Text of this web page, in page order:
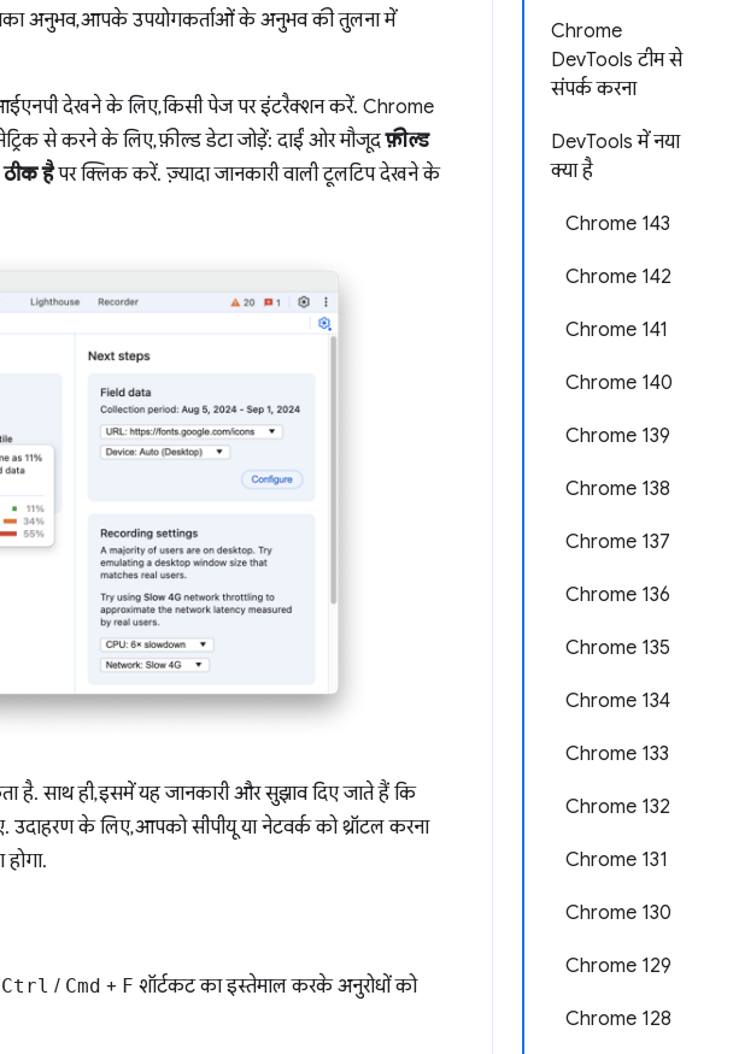
Chrome
DevTools टीम से
संपर्क करना
DevTools में नया
क्या है
Chrome 143
Chrome 142
Chrome 141
Chrome 140
Chrome 139
Chrome 138
Chrome 137
Chrome 136
Chrome 135
Chrome 134
Chrome 133
Chrome 132
Chrome 131
Chrome 130
Chrome 129
Chrome 128
अनुभव, आपके उपयोगकर्ताओं के अनुभव की तुलना में
देखने के लिए, किसी पेज पर इंटरैक्शन करें. Chrome
से करने के लिए, फ़ील्ड डेटा जोड़ें: दाईं ओर मौजूदफ़ील्ड
ठीक हैपर क्लिक करें. ज़्यादा जानकारी वाली टूलटिप देखने के
है. साथ ही, इसमें यह जानकारी और सुझाव दिए जाते हैं कि
के लिए, आपको सीपीयू या नेटवर्क को थ्रॉटल करना
Ctrl / Cmd + F शॉर्टकट का इस्तेमाल करके अनुरोधों को